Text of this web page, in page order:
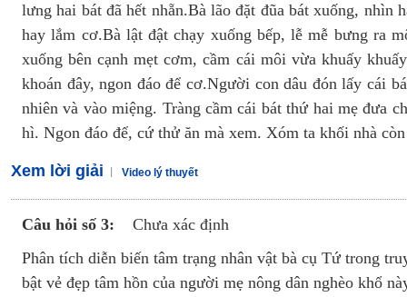
lưng hai bát đã hết nhẵn.Bà lão đặt đũa bát xuống,
hay lắm cơ.Bà lật đật chạy xuống bếp, lễ mễ bưng ra
xuống bên cạnh mẹt cơm, cầm cái môi vừa khuấy
khoán đây, ngon đáo để cơ.Người con dâu đón lấy cái
nhiên và vào miệng. Tràng cầm cái bát thứ hai mẹ đưa
hì. Ngon đáo để, cứ thử ăn mà xem. Xóm ta khối nhà
Xem lời giải Video lý thuyết
Câu hỏi số 3:
Chưa xác định
Phân tích diễn biến tâm trạng nhân vật bà cụ Tứ trong
bật vẻ đẹp tâm hồn của người mẹ nông dân nghèo khổ